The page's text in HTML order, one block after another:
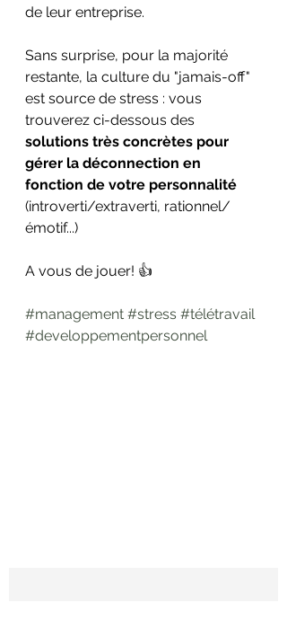
de leur entreprise.
Sans surprise, pour la majorité
restante, la culture du "jamais-off"
est source de stress : vous
trouverez ci-dessous des
solutions très concrètes pour
gérer la déconnection en
fonction de votre personnalité
(introverti/extraverti, rationnel/
émotif...)
A vous de jouer! 👍
#management #stress #télétravail
#developpementpersonnel